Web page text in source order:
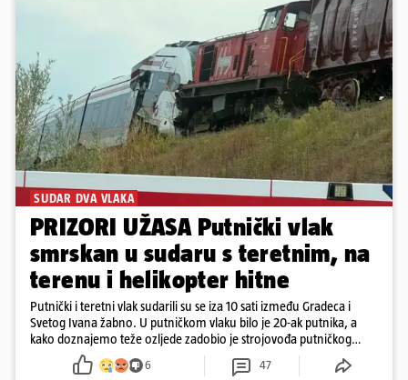
SUDAR DVA VLAKA
PRIZORI UŽASA Putnički vlak
smrskan u sudaru s teretnim, na
terenu i helikopter hitne
Putnički i teretni vlak sudarili su se iza 10 sati između Gradeca i
Svetog Ivana žabno. U putničkom vlaku bilo je 20-ak putnika, a
kako doznajemo teže ozljede zadobio je strojovođa putničkog
vlaka. Zatvoren je promet, a fotoreporteri Prigorskog objavili su
prve snimke s mjesta sudara
6 47